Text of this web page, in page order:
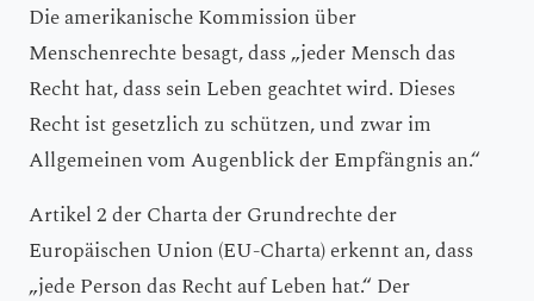
Die amerikanische Kommission über
Menschenrechte besagt, dass „jeder Mensch das
Recht hat, dass sein Leben geachtet wird. Dieses
Recht ist gesetzlich zu schützen, und zwar im
Allgemeinen vom Augenblick der Empfängnis an.“
Artikel 2 der Charta der Grundrechte der
Europäischen Union (EU-Charta) erkennt an, dass
„jede Person das Recht auf Leben hat.“ Der